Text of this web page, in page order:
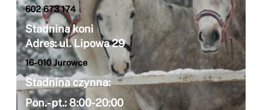
602 673 174
Stadnina koni
Adres: ul. Lipowa 29
16-010 Jurowce
Stadnina czynna:
Pon.- pt.: 8:00-20:00